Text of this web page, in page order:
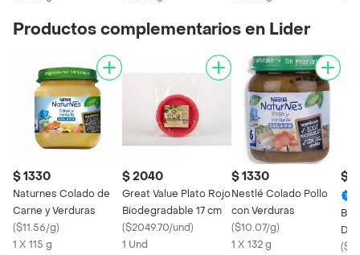
Productos complementarios en Lider
$ 1330
Naturnes Colado de
Carne y Verduras
($11.56/g)
1 X 115 g
$ 2040
Great Value Plato Rojo
Biodegradable 17 cm
($2049.70/und)
1 Und
$ 1330
Nestlé Colado Pollo
con Verduras
($10.07/g)
1 X 132 g
$
Del
(